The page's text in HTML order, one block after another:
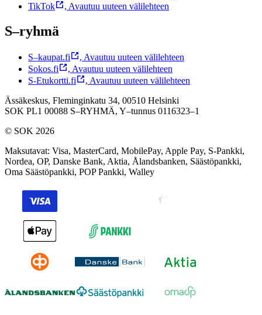
TikTok
, Avautuu uuteen välilehteen
S–ryhmä
S–kaupat.fi , Avautuu uuteen välilehteen
Sokos.fi
, Avautuu uuteen välilehteen
S-Etukortti.fi
, Avautuu uuteen välilehteen
Ässäkeskus, Fleminginkatu 34, 00510 Helsinki
SOK PL1 00088 S–RYHMÄ, Y–tunnus 0116323–1
© SOK 2026
Maksutavat: Visa, MasterCard, MobilePay, Apple Pay, S-Pankki,
Nordea, OP, Danske Bank, Aktia, Ålandsbanken, Säästöpankki,
Oma Säästöpankki, POP Pankki, Walley